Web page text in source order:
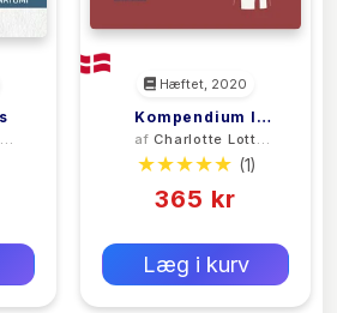
Hæftet, 2020
Kompendium I
Makroskopisk
Anatomi -
Bevægeapparatet
afCharlotte Lott
Dreiø Carlsen(1)
365 kr
Læg i kurv